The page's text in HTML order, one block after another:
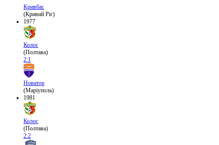
Кривбас
(Кривий Ріг)
1977
Колос
(Полтава)
2:1
Новатор
(Маріуполь)
1981
Колос
(Полтава)
2:2